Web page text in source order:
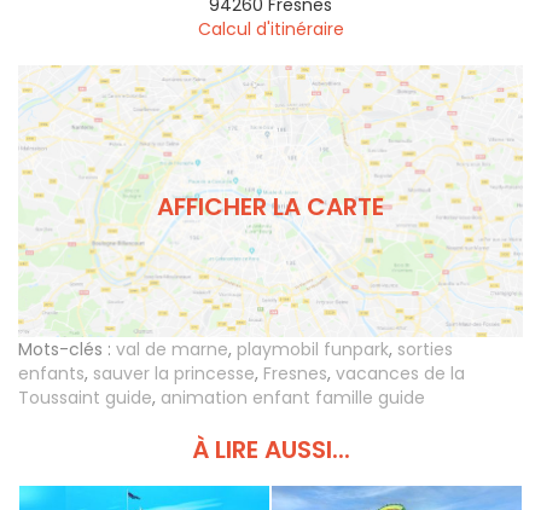
94260 Fresnes
Calcul d'itinéraire
AFFICHER LA CARTE
Mots-clés : val de marne, playmobil funpark, sorties
enfants, sauver la princesse, Fresnes, vacances de la
Toussaint guide, animation enfant famille guide
À LIRE AUSSI...